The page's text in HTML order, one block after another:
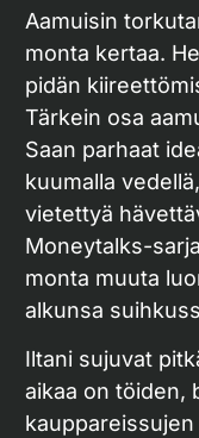
Aamuisin
monta kertaa.
pidän
Tärkein osa
Saan parhaat
kuumalla
vietettyä
Moneytalks-
monta muuta
alkunsa
Iltani sujuvat
aikaa on töiden,